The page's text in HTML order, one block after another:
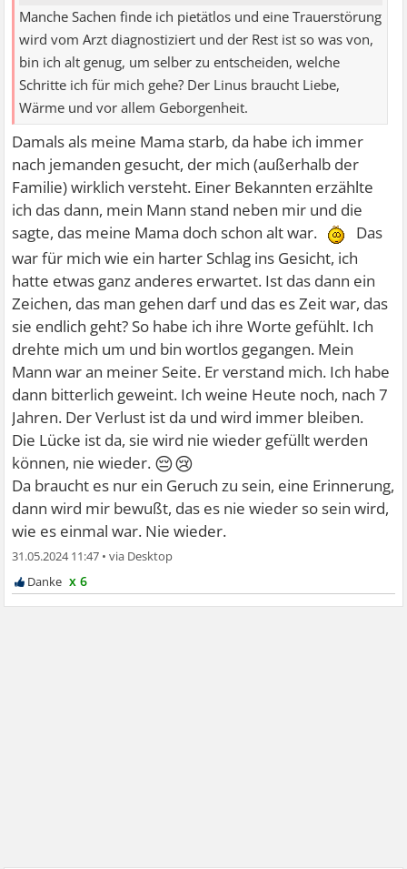
Manche Sachen finde ich pietätlos und eine Trauerstörung
wird vom Arzt diagnostiziert und der Rest ist so was von,
bin ich alt genug, um selber zu entscheiden, welche
Schritte ich für mich gehe? Der Linus braucht Liebe,
Wärme und vor allem Geborgenheit.
Damals als meine Mama starb, da habe ich immer
nach jemanden gesucht, der mich (außerhalb der
Familie) wirklich versteht. Einer Bekannten erzählte
ich das dann, mein Mann stand neben mir und die
sagte, das meine Mama doch schon alt war.
Das
war für mich wie ein harter Schlag ins Gesicht, ich
hatte etwas ganz anderes erwartet. Ist das dann ein
Zeichen, das man gehen darf und das es Zeit war, das
sie endlich geht? So habe ich ihre Worte gefühlt. Ich
drehte mich um und bin wortlos gegangen. Mein
Mann war an meiner Seite. Er verstand mich. Ich habe
dann bitterlich geweint. Ich weine Heute noch, nach 7
Jahren. Der Verlust ist da und wird immer bleiben.
Die Lücke ist da, sie wird nie wieder gefüllt werden
können, nie wieder. 😔😢
Da braucht es nur ein Geruch zu sein, eine Erinnerung,
dann wird mir bewußt, das es nie wieder so sein wird,
wie es einmal war. Nie wieder.
31.05.2024 11:47 •
x 6